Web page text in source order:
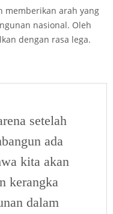
memberikan arah yang
nasional. Oleh
dengan rasa lega.
setelah
ada
kita akan
kerangka
dalam